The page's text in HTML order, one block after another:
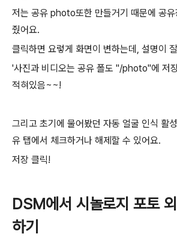
저는 공유 photo또한 만들거기 때문에 공유
줬어요.
클릭하면 요렇게 화면이 변하는데, 설명이
'사진과 비디오는 공유 폴도 "/photo"에 저
적혀있음~~!
그리고 초기에 물어봤던 자동 얼굴 인식 활
유 탭에서 체크하거나 해제할 수 있어요.
저장 클릭!
DSM에서 시놀로지 포토
하기